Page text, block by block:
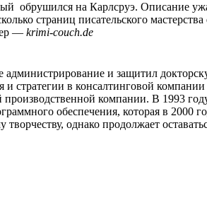
обрушился на Карлсруэ. Описание
страниц писательского мастерства
― krimi-couch.de
администрирование и защитил
стратегии в консалтинговой
компании. В 1993
обеспечения, которая в 2000
однако продолжает